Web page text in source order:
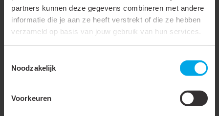
partners kunnen deze gegevens combineren met andere
informatie die je aan ze heeft verstrekt of die ze hebben
verzameld op basis van jouw gebruik van hun services.
Noodzakelijk
Voorkeuren
Downloads